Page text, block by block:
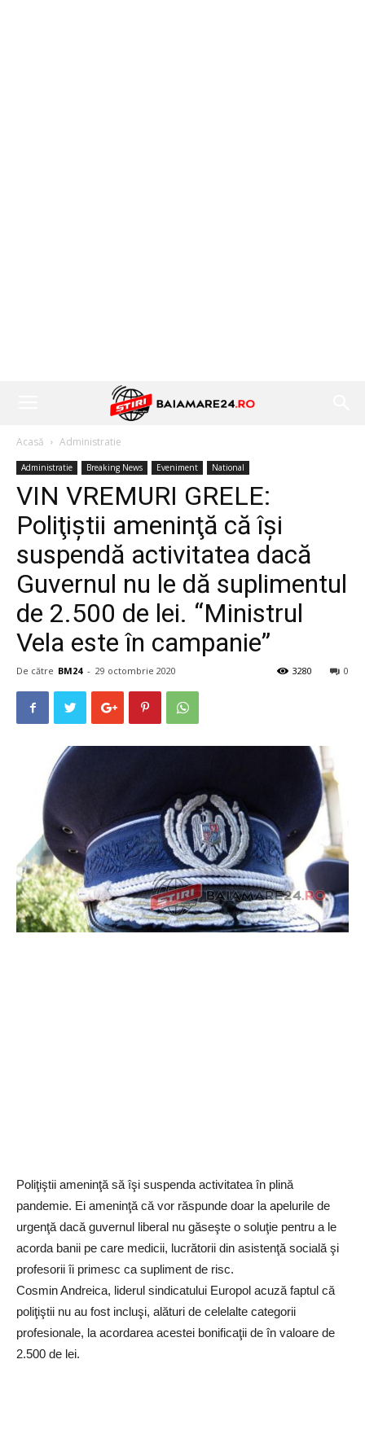
Acasă Administratie
Administratie Breaking News Eveniment National
VIN VREMURI GRELE:
Poliţiştii ameninţă că îşi
suspendă activitatea dacă
Guvernul nu le dă suplimentul
de 2.500 de lei. “Ministrul
Vela este în campanie”
De către BM24 - 29 octombrie 2020 0
3280
Poliţiştii ameninţă să îşi suspenda activitatea în plină
pandemie. Ei ameninţă că vor răspunde doar la apelurile de
urgenţă dacă guvernul liberal nu găseşte o soluţie pentru a le
acorda banii pe care medicii, lucrătorii din asistenţă socială şi
profesorii îi primesc ca supliment de risc.
Cosmin Andreica, liderul sindicatului Europol acuză faptul că
poliţiştii nu au fost incluşi, alături de celelalte categorii
profesionale, la acordarea acestei bonificaţii de în valoare de
2.500 de lei.